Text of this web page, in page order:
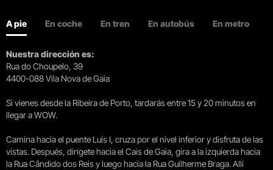
A pie En coche En tren En autobús En metro
Nuestra dirección es:
Rua do Choupelo, 39
4400-088 Vila Nova de Gaia
Si vienes desde la Ribeira de Porto, tardarás entre 15 y 20 minutos en
llegar a WOW.
Camina hacia el puente Luís I, cruza por el nivel inferior y disfruta de las
vistas. Después, dirígete hacia el Cais de Gaia, gira a la izquierda hacia
la Rua Cândido dos Reis y luego hacia la Rua Guilherme Braga. Allí